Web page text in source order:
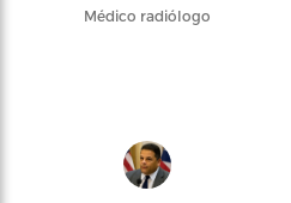
Médico radiólogo